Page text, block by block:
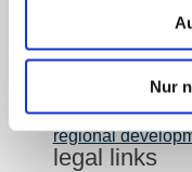
Nur
Rheinhessen
book tips
regional
legal links